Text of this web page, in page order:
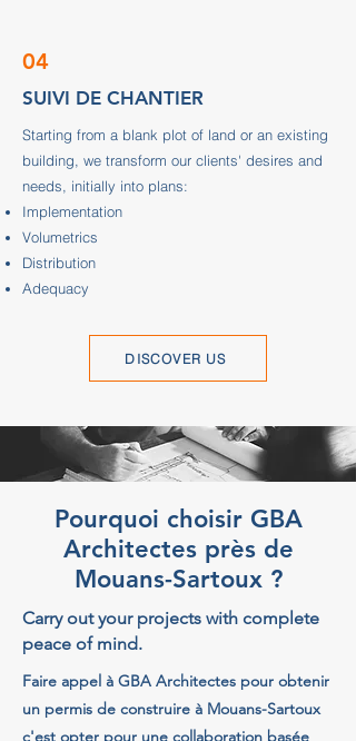
04
SUIVI DE CHANTIER
Starting from a blank plot of land or an existing
building, we transform our clients' desires and
needs, initially into plans:
Implementation
Volumetrics
Distribution
Adequacy
DISCOVER US
Pourquoi choisir GBA
Architectes près de
Mouans-Sartoux ?
Carry out your projects with complete
peace of mind.
Faire appel à GBA Architectes pour obtenir
un permis de construire à Mouans-Sartoux
c'est opter pour une collaboration basée